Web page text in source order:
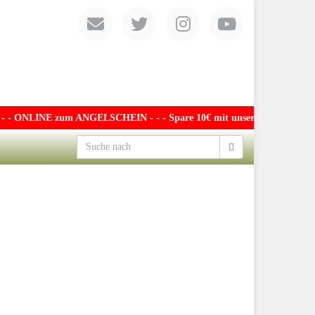
zum ANGELSCHEIN - - - Spare 10€ mit unserem exklusiven